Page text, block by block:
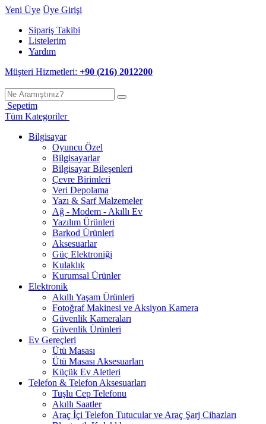
Yeni Üye Üye Girişi
Sipariş Takibi
Listelerim
Yardım
Müşteri Hizmetleri: +90 (216) 2012200
Sepetim
Tüm Kategoriler
Bilgisayar
Oyuncu Özel
Bilgisayarlar
Bilgisayar Bileşenleri
Çevre Birimleri
Veri Depolama
Yazı & Sarf Malzemeler
Ağ - Modem - Akıllı Ev
Yazılım Ürünleri
Barkod Ürünleri
Aksesuarlar
Güç Elektroniği
Kulaklık
Kurumsal Ürünler
Elektronik
Akıllı Yaşam Ürünleri
Fotoğraf Makinesi ve Aksiyon Kamera
Güvenlik Kameraları
Güvenlik Ürünleri
Ev Gereçleri
Ütü Masası
Ütü Masası Aksesuarları
Küçük Ev Aletleri
Telefon & Telefon Aksesuarları
Tuşlu Cep Telefonu
Akıllı Saatler
Araç İçi Telefon Tutucular ve Araç Şarj Cihazları